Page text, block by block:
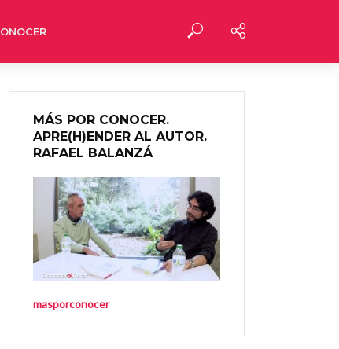
MÁS POR CONOCER.
APRE(H)ENDER AL AUTOR.
RAFAEL BALANZÁ
masporconocer